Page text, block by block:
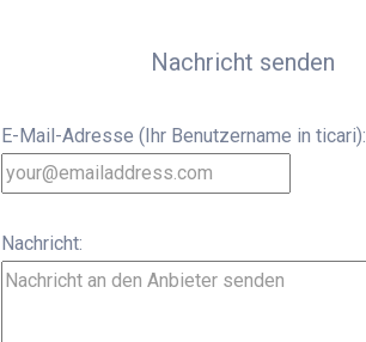
Nachricht senden
E-Mail-Adresse (Ihr Benutzername in ticari):
Nachricht: